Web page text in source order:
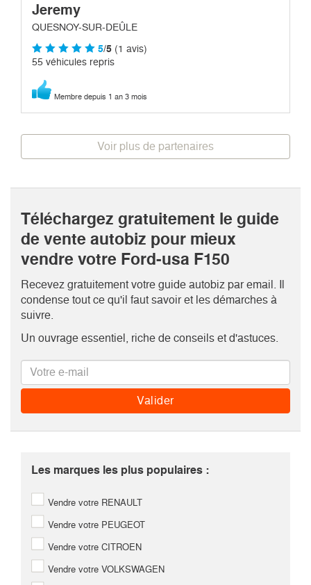
Jeremy
QUESNOY-SUR-DEÛLE
5/5 (1 avis)
55 véhicules repris
Membre depuis 1 an 3 mois
Voir plus de partenaires
Téléchargez gratuitement le guide
de vente autobiz pour mieux
vendre votre Ford-usa F150
Recevez gratuitement votre guide autobiz par email. Il
condense tout ce qu'il faut savoir et les démarches à
suivre.
Un ouvrage essentiel, riche de conseils et d'astuces.
Les marques les plus populaires :
Vendre votre RENAULT
Vendre votre PEUGEOT
Vendre votre CITROEN
Vendre votre VOLKSWAGEN